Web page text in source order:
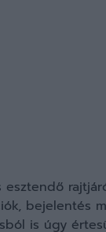
esztendő
bejelentés
is úgy